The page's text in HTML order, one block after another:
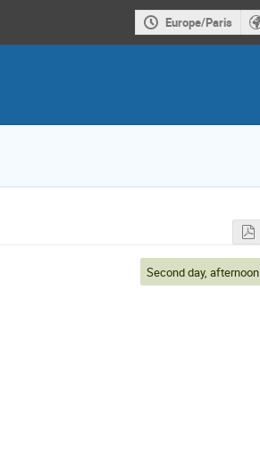
Europe/Paris
Second day, afternoon